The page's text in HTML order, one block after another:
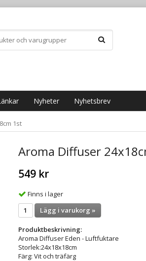
Nyheter Nyhetsbrev
1st
Aroma Diffuser
549 kr
Finns i lager
Lägg i varukorg »
Produktbeskrivning:
Aroma Diffuser Eden - Luftfuktare
Storlek:24x18x18cm
Färg: Vit och träfärg